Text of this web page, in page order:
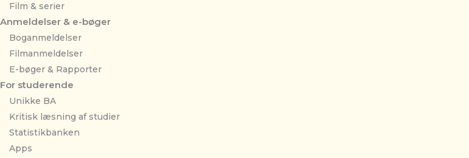
Film & serier
Anmeldelser & e-bøger
Boganmeldelser
Filmanmeldelser
E-bøger & Rapporter
For studerende
Unikke BA
Kritisk læsning af studier
Statistikbanken
Apps